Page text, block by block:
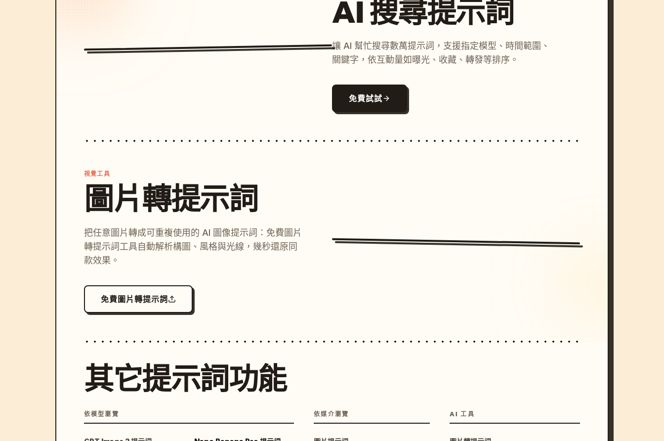
AI 搜尋提示詞
讓 AI 幫忙搜尋數萬提示詞，支援指定模型、時間範圍、
關鍵字，依互動量如曝光、收藏、轉發等排序。
免費試試
視覺工具
圖片轉提示詞
把任意圖片轉成可重複使用的 AI 圖像提示詞：免費圖片
轉提示詞工具自動解析構圖、風格與光線，幾秒還原同
款效果。
免費圖片轉提示詞
其它提示詞功能
依模型瀏覽 依媒介瀏覽 AI 工具